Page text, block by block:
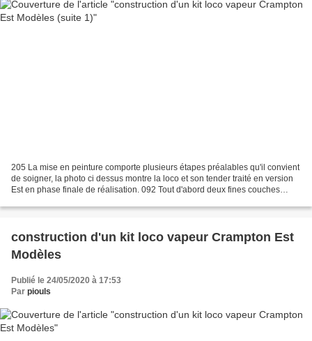
205 La mise en peinture comporte plusieurs étapes préalables qu'il convient
de soigner, la photo ci dessus montre la loco et son tender traité en version
Est en phase finale de réalisation. 092 Tout d'abord deux fines couches
construction d'un kit loco vapeur Crampton Est
Modèles
Publié le 24/05/2020 à 17:53
Par piouls